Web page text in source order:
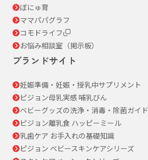
ぼにゅ育
ママパパグラフ
コモドライフ
お悩み相談室（掲示板）
ブランドサイト
妊娠準備・妊娠・授乳中サプリメント
ピジョン母乳実感 哺乳びん
ベビーグッズの洗浄・消毒・除菌ガイド
ピジョン離乳食 ハッピーミール
乳歯ケア お手入れの基礎知識
ピジョン ベビースキンケアシリーズ